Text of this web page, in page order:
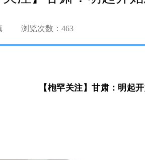
浏览次数： 463
【枹罕关注】甘肃：明起